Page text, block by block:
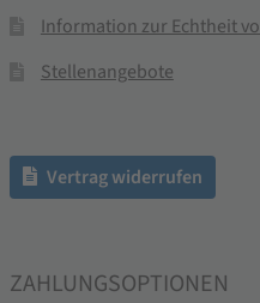
Information zur Echtheit
Stellenangebote
Vertrag widerrufen
ZAHLUNGSOPTIONEN